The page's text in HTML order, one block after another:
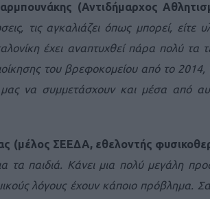
(Αντιδήμαρχος
τις αγκαλιάζει όπως μπορεί, είτε
έχει αναπτυχθεί πάρα πολύ τα
του βρεφοκομείου από το
μας να συμμετάσχουν και μέσα από
(μέλος ΣΕΕΔΑ, εθελοντής
τα παιδιά. Κάνει μια πολύ μεγάλη
λόγους έχουν κάποιο πρόβλημα.